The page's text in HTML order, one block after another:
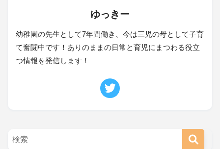
ゆっきー
幼稚園の先生として7年間働き、今は三児の母として子育
て奮闘中です！ありのままの日常と育児にまつわる役立
つ情報を発信します！